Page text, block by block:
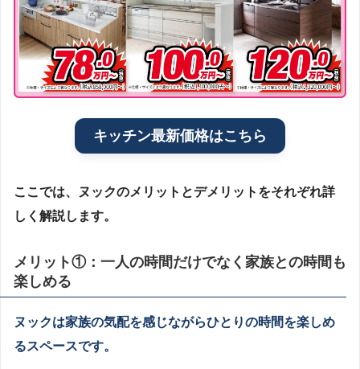
キッチン最新価格はこちら
ここでは、ヌックのメリットとデメリットをそれぞれ詳
しく解説します。
メリット①：一人の時間だけでなく家族との時間も
楽しめる
ヌックは家族の気配を感じながらひとりの時間を楽しめ
るスペースです。